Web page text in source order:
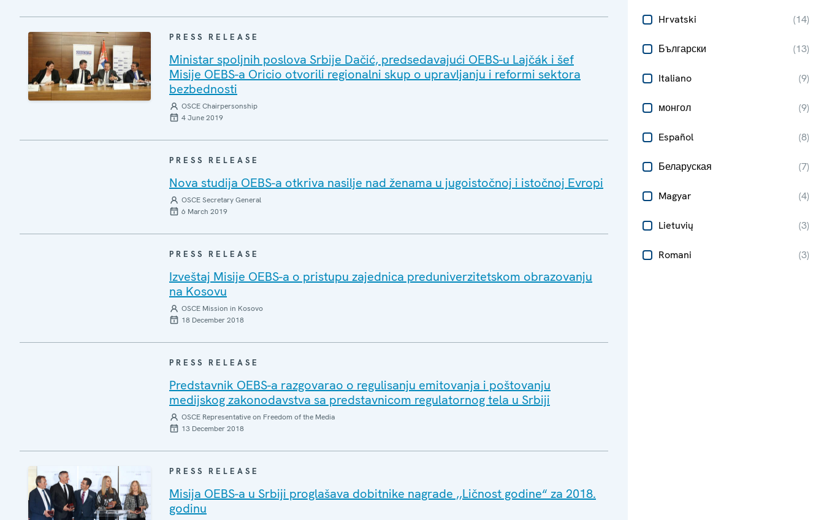
Hrvatski (14)
Български (13)
Italiano (9)
монгол (9)
Español (8)
Беларуская (7)
Magyar (4)
Lietuvių (3)
Romani (3)
PRESS RELEASE
Ministar spoljnih poslova Srbije Dačić, predsedavajući OEBS-u Lajčák i šef
Misije OEBS-a Oricio otvorili regionalni skup o upravljanju i reformi sektora
bezbednosti
OSCE Chairpersonship
4 June 2019
PRESS RELEASE
Nova studija OEBS-a otkriva nasilje nad ženama u jugoistočnoj i istočnoj Evropi
OSCE Secretary General
6 March 2019
PRESS RELEASE
Izveštaj Misije OEBS-a o pristupu zajednica preduniverzitetskom obrazovanju
na Kosovu
OSCE Mission in Kosovo
18 December 2018
PRESS RELEASE
Predstavnik OEBS-a razgovarao o regulisanju emitovanja i poštovanju
medijskog zakonodavstva sa predstavnicom regulatornog tela u Srbiji
OSCE Representative on Freedom of the Media
13 December 2018
PRESS RELEASE
Misija OEBS-a u Srbiji proglašava dobitnike nagrade ,,Ličnost godine“ za 2018.
godinu